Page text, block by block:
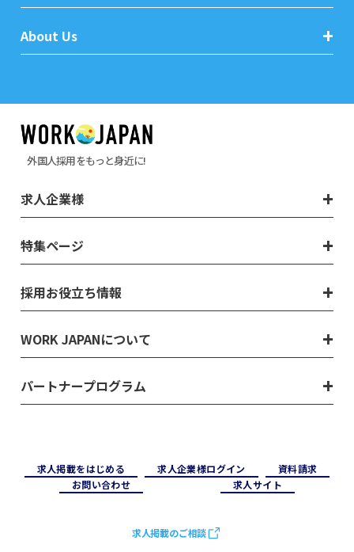
About Us
外国人採用をもっと身近に!
求人企業様
特集ページ
採用お役立ち情報
WORK JAPANについて
パートナープログラム
求⼈掲載をはじめる 求⼈企業様ログイン
資料請求
お問い合わせ
求⼈サイト
求人掲載のご相談